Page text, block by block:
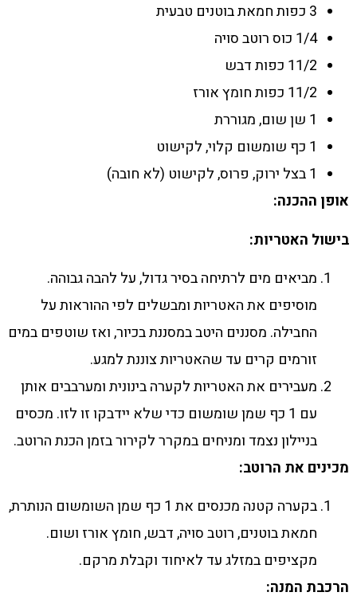
3 כפות חמאת בוטנים טבעית
1/4 כוס רוטב סויה
11/2 כפות דבש
11/2 כפות חומץ אורז
1 שן שום, מגוררת
1 כף שומשום קלוי, לקישוט
1 בצל ירוק, פרוס, לקישוט (לא חובה)
אופן ההכנה:
בישול האטריות:
מביאים מים לרתיחה בסיר גדול, על להבה גבוהה.
מוסיפים את האטריות ומבשלים לפי ההוראות על
החבילה. מסננים היטב במסננת בכיור, ואז שוטפים במים
זורמים קרים עד שהאטריות צוננת למגע.
מעבירים את האטריות לקערה בינונית ומערבבים אותן
עם 1 כף שמן שומשום כדי שלא יידבקו זו לזו. מכסים
בניילון נצמד ומניחים במקרר לקירור בזמן הכנת הרוטב.
מכינים את הרוטב:
בקערה קטנה מכנסים את 1 כף שמן השומשום הנותרת,
חמאת בוטנים, רוטב סויה, דבש, חומץ אורז ושום.
מקציפים במזלג עד לאיחוד וקבלת מרקם.
הרכבת המנה: